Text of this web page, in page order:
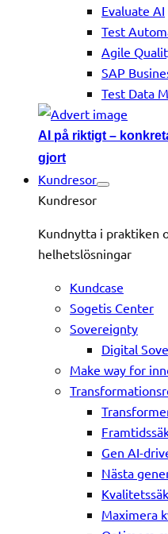
Evaluate AI
Test
Agile
SAP
Test Data
AI på riktigt –
gjort
Kundresor
Kundresor
Kundnytta i praktiken
helhetslösningar
Kundcase
Sogetis Center
Sovereignty
Digital
Make way for
Gen AI-
Nästa
Maximera